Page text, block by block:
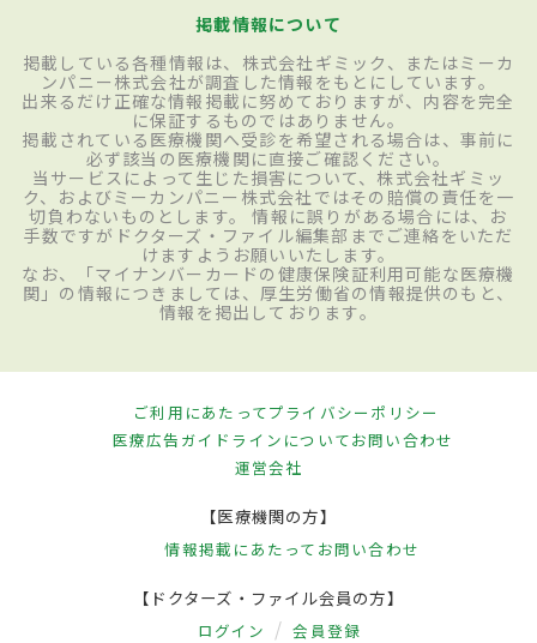
掲載情報について
掲載している各種情報は、株式会社ギミック、またはミーカ
ンパニー株式会社が調査した情報をもとにしています。
出来るだけ正確な情報掲載に努めておりますが、内容を完全
に保証するものではありません。
掲載されている医療機関へ受診を希望される場合は、事前に
必ず該当の医療機関に直接ご確認ください。
当サービスによって生じた損害について、株式会社ギミッ
ク、およびミーカンパニー株式会社ではその賠償の責任を一
切負わないものとします。 情報に誤りがある場合には、お
手数ですがドクターズ・ファイル編集部までご連絡をいただ
けますようお願いいたします。
なお、「マイナンバーカードの健康保険証利用可能な医療機
関」の情報につきましては、厚生労働省の情報提供のもと、
情報を掲出しております。
ご利用にあたってプライバシーポリシー
医療広告ガイドラインについてお問い合わせ
運営会社
【医療機関の方】
情報掲載にあたって お問い合わせ
【ドクターズ・ファイル会員の方】
ログイン 会員登録